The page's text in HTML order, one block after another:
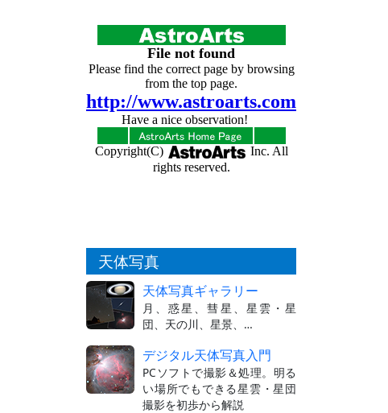
天体写真
天体写真ギャラリー
月、惑星、彗星、星雲・星
団、天の川、星景、…
デジタル天体写真入門
PCソフトで撮影＆処理。明る
い場所でもできる星雲・星団
撮影を初歩から解説